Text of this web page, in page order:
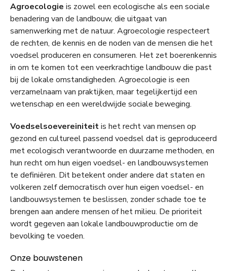
Agroecologie is zowel een ecologische als een sociale
benadering van de landbouw, die uitgaat van
samenwerking met de natuur. Agroecologie respecteert
de rechten, de kennis en de noden van de mensen die het
voedsel produceren en consumeren. Het zet boerenkennis
in om te komen tot een veerkrachtige landbouw die past
bij de lokale omstandigheden. Agroecologie is een
verzamelnaam van praktijken, maar tegelijkertijd een
wetenschap en een wereldwijde sociale beweging.
Voedselsoevereiniteitis het recht van mensen op
gezond en cultureel passend voedsel dat is geproduceerd
met ecologisch verantwoorde en duurzame methoden, en
hun recht om hun eigen voedsel- en landbouwsystemen
te definiëren. Dit betekent onder andere dat staten en
volkeren zelf democratisch over hun eigen voedsel- en
landbouwsystemen te beslissen, zonder schade toe te
brengen aan andere mensen of het milieu. De prioriteit
wordt gegeven aan lokale landbouwproductie om de
bevolking te voeden.
Onze bouwstenen